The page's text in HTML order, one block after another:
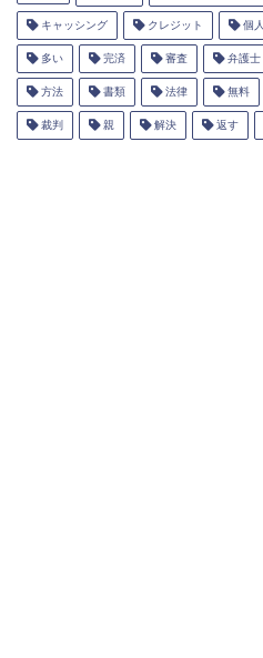
キャッシング クレジット 個人
多い 完済 審査 弁護士
方法 書類 法律 無料
裁判 親 解決 返す